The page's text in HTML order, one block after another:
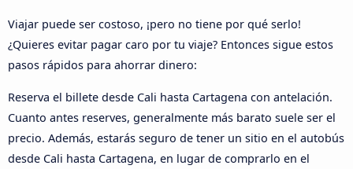
Viajar puede ser costoso, ¡pero no tiene por qué serlo!
¿Quieres evitar pagar caro por tu viaje? Entonces sigue estos
pasos rápidos para ahorrar dinero:
Reserva el billete desde Cali hasta Cartagena con antelación.
Cuanto antes reserves, generalmente más barato suele ser el
precio. Además, estarás seguro de tener un sitio en el autobús
desde Cali hasta Cartagena, en lugar de comprarlo en el